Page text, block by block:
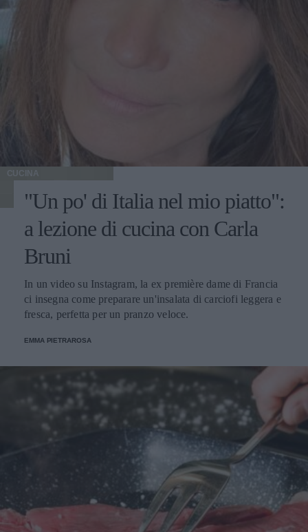
CUCINA
"Un po' di Italia nel mio piatto":
a lezione di cucina con Carla
Bruni
In un video su Instagram, la ex première dame di Francia
ci insegna come preparare un'insalata di carciofi leggera e
fresca, perfetta per un pranzo veloce.
EMMA PIETRAROSA